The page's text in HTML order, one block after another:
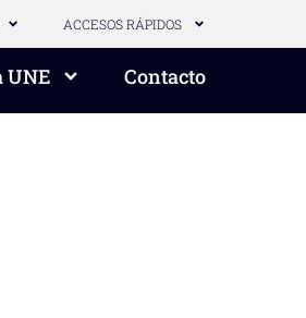
ACCESOS RÁPIDOS
UNE Contacto